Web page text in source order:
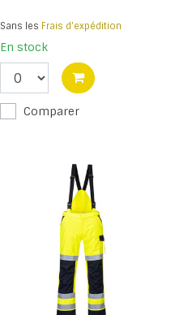
Sans les Frais d'expédition
En stock
Comparer